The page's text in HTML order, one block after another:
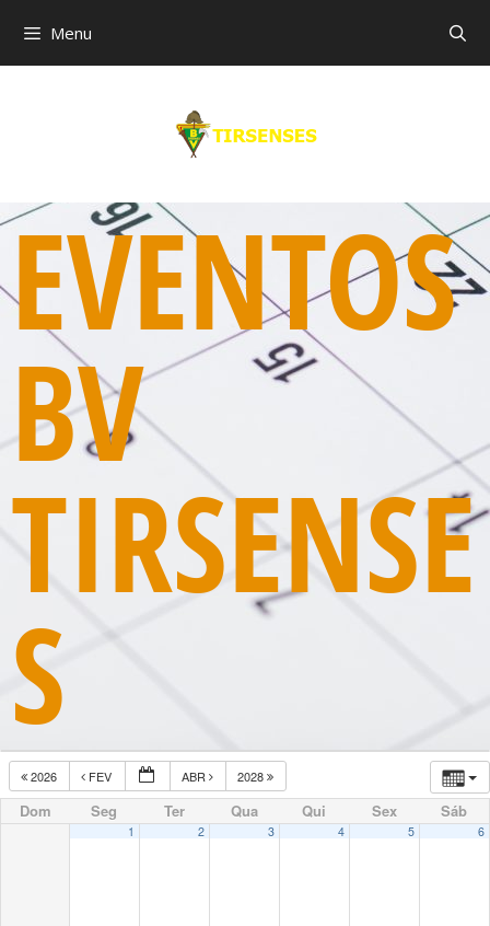
Menu
EVENTOS
BV
TIRSENSE
S
2026 FEV ABR 2028
Dom Seg Ter Qua Qui Sex Sáb
1 2 3 4 5 6